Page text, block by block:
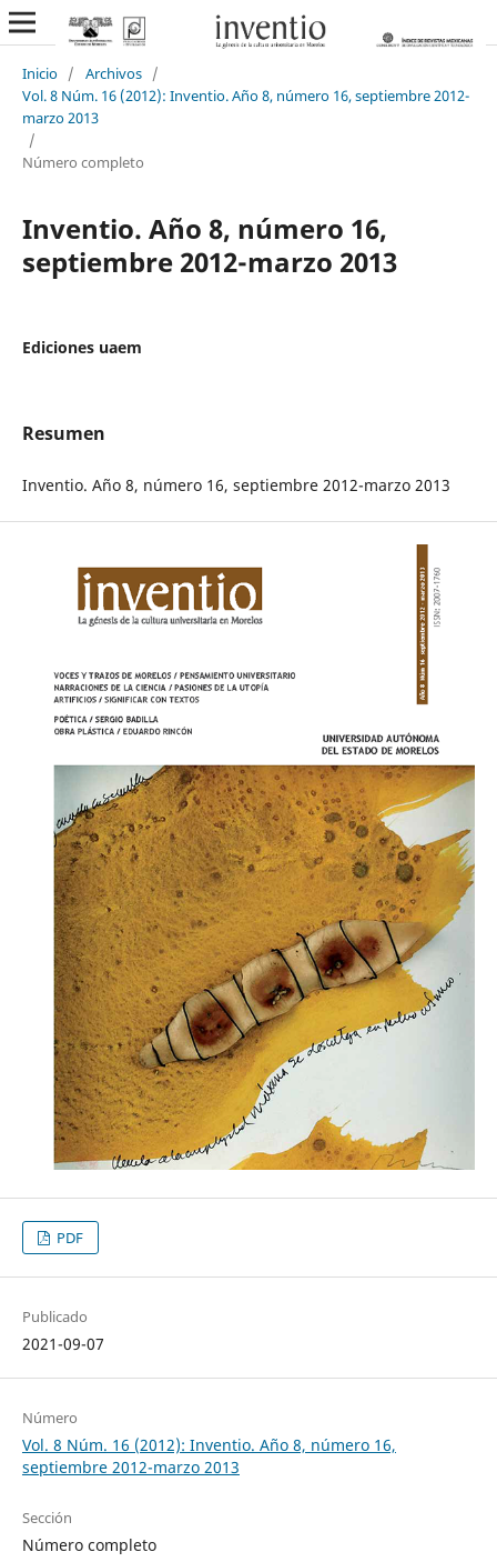
Inicio / Archivos /
Vol. 8 Núm. 16 (2012): Inventio. Año 8, número 16, septiembre 2012-
marzo 2013
/
Número completo
Inventio. Año 8, número 16,
septiembre 2012-marzo 2013
Ediciones uaem
Resumen
Inventio. Año 8, número 16, septiembre 2012-marzo 2013
PDF
Publicado
2021-09-07
Número
Vol. 8 Núm. 16 (2012): Inventio. Año 8, número 16,
septiembre 2012-marzo 2013
Sección
Número completo